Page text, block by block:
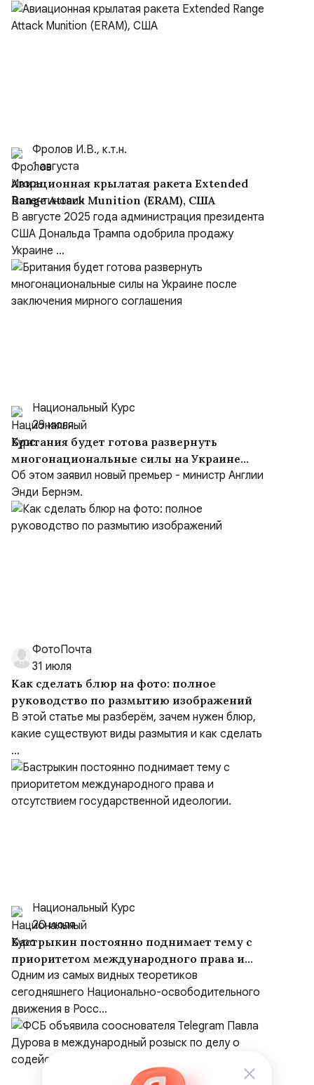
Фролов И.В., к.т.н.
1 августа
Авиационная крылатая ракета Extended
Range Attack Munition (ERAM), США
В августе 2025 года администрация президента
США Дональда Трампа одобрила продажу
Украине ...
Национальный Курс
29 июля
Британия будет готова развернуть
многонациональные силы на Украине
после заключения мирного соглашения
Об этом заявил новый премьер - министр Англии
Энди Бернэм.
ФотоПочта
31 июля
Как сделать блюр на фото: полное
руководство по размытию изображений
В этой статье мы разберём, зачем нужен блюр,
какие существуют виды размытия и как сделать
...
Национальный Курс
20 июля
Бастрыкин постоянно поднимает тему с
приоритетом международного права и
отсутствием государственной идеологии.
Одним из самых видных теоретиков
сегодняшнего Национально-освободительного
движения в Росс...